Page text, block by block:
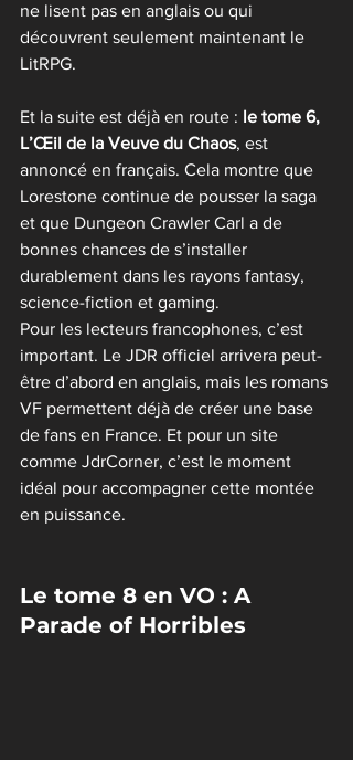
ne lisent pas en anglais ou qui
découvrent seulement maintenant le
LitRPG.
Et la suite est déjà en route : le tome 6,
L’Œil de la Veuve du Chaos, est
annoncé en français. Cela montre que
Lorestone continue de pousser la saga
et que Dungeon Crawler Carl a de
bonnes chances de s’installer
durablement dans les rayons fantasy,
science-fiction et gaming.
Pour les lecteurs francophones, c’est
important. Le JDR officiel arrivera peut-
être d’abord en anglais, mais les romans
VF permettent déjà de créer une base
de fans en France. Et pour un site
comme JdrCorner, c’est le moment
idéal pour accompagner cette montée
en puissance.
Le tome 8 en VO : A
Parade of Horribles